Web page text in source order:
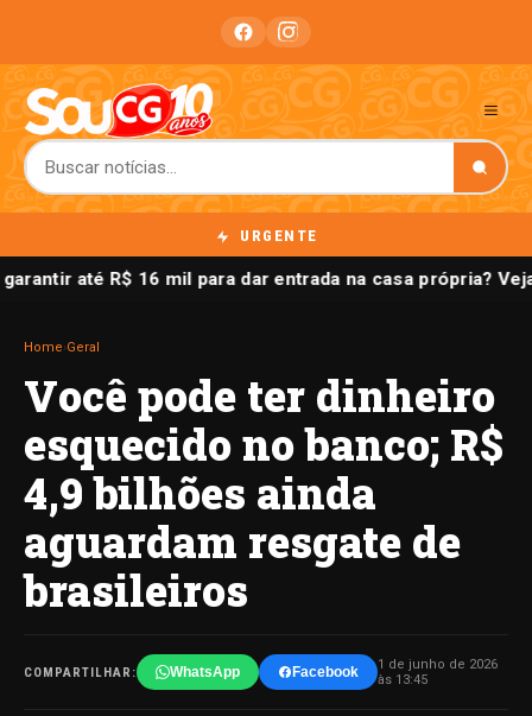
URGENTE
até R$ 16 mil para dar entrada na casa própria?
Home Geral
Você pode ter dinheiro
esquecido no banco; R$
4,9 bilhões ainda
aguardam resgate de
brasileiros
COMPARTILHAR: WhatsApp Facebook
1 de junho de 2026
às 13:45